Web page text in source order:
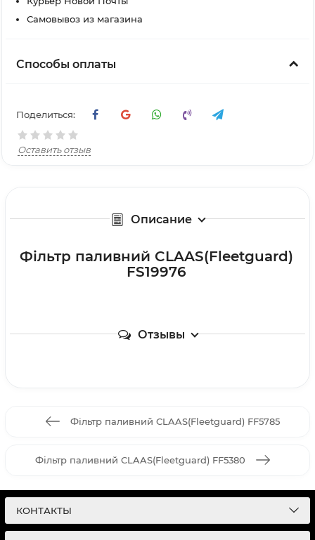
Самовывоз из магазина
Способы оплаты
Поделиться:
Оставить отзыв
Описание
Фільтр паливний CLAAS(Fleetguard)
FS19976
Отзывы
Фільтр паливний CLAAS(Fleetguard) FF5785
Фільтр паливний CLAAS(Fleetguard) FF5380
КОНТАКТЫ